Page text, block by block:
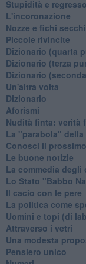
Stupidità e regresso
L'incoronazione
Nozze e fichi secchi
Piccole rivincite
​Dizionario (quarta
​Dizionario (terza
​Dizionario
Un'altra volta
Dizionario
Aforismi
Nudità finta: verità
La "parabola" della
Conosci il
Le buone notizie
La commedia degli
Lo Stato "Babbo
Il cacio con le pere
La politica come
Uomini e topi (di
Attraverso i vetri
Una modesta
Pensiero unico